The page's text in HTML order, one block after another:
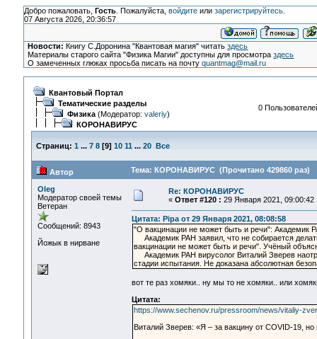
Добро пожаловать, Гость. Пожалуйста, войдитеили зарегистрируйтесь.
07 Августа 2026, 20:36:57
Новости: Книгу С.Доронина "Квантовая магия" читатьздесь
Материалы старого сайта "Физика Магии" доступны для просмотраздесь
О замеченных глюках просьба писать на почтуquantmag@mail.ru
Квантовый Портал
Тематические разделы
Физика(Модератор: valeriy)
КОРОНАВИРУС
0
Страниц: 1 ... 7 8[9] 10 11 ... 20 Все
Автор Тема: КОРОНАВИРУС (Прочитано 429860 раз)
Oleg
Модератор своей темы
Ветеран
Сообщений: 8943
Йожык в нирване
Re: КОРОНАВИРУС
« Ответ #120 : 29 Января 2021, 09:00:42
Цитата: Pipa от 29 Января 2021, 08:08:58
"О вакцинации не может быть и речи": Академик
Академик РАН заявил, что не собирается
вакцинации не может быть и речи". Учёный
Академик РАН вирусолог Виталий Зверев
стадии испытания. Не доказана абсолютная
вот те раз хомяки.. ну мы то не хомяки.. или
Цитата:
https://www.sechenov.ru/pressroom/news/vitaliy-
Виталий Зверев: «Я – за вакцину от COVID-19,